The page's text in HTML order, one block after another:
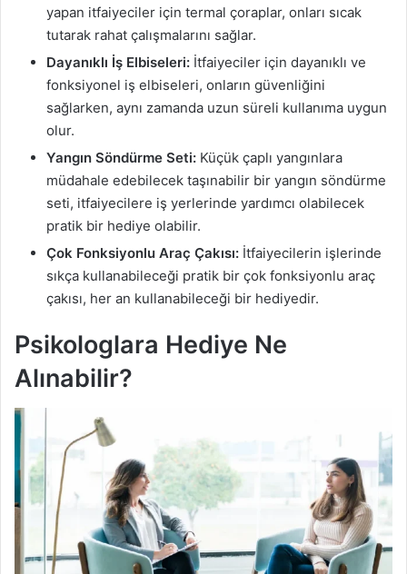
yapan itfaiyeciler için termal çoraplar, onları sıcak
tutarak rahat çalışmalarını sağlar.
Dayanıklı İş Elbiseleri: İtfaiyeciler için dayanıklı ve
fonksiyonel iş elbiseleri, onların güvenliğini
sağlarken, aynı zamanda uzun süreli kullanıma uygun
olur.
Yangın Söndürme Seti: Küçük çaplı yangınlara
müdahale edebilecek taşınabilir bir yangın söndürme
seti, itfaiyecilere iş yerlerinde yardımcı olabilecek
pratik bir hediye olabilir.
Çok Fonksiyonlu Araç Çakısı: İtfaiyecilerin işlerinde
sıkça kullanabileceği pratik bir çok fonksiyonlu araç
çakısı, her an kullanabileceği bir hediyedir.
Psikologlara Hediye Ne
Alınabilir?